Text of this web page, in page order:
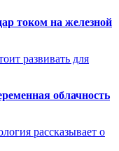
током на железной
развивать для
облачность
рассказывает о